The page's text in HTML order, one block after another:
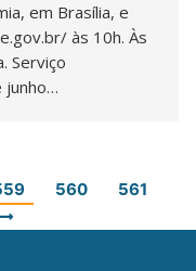
em Brasília, e
às 10h. Às
Serviço
junho…
560
561